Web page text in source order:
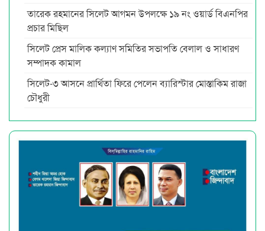
তারেক রহমানের সিলেট আগমন উপলক্ষে ১৯ নং ওয়ার্ড বিএনপির
প্রচার মিছিল
সিলেট প্রেস মালিক কল্যাণ সমিতির সভাপতি বেলাল ও সাধারণ
সম্পাদক কামাল
সিলেট-৩ আসনে প্রার্থিতা ফিরে পেলেন ব্যারিস্টার মোস্তাকিম রাজা
চৌধুরী